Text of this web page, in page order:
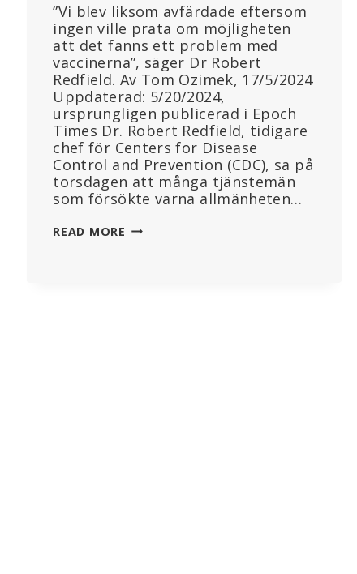
”Vi blev liksom avfärdade eftersom
ingen ville prata om möjligheten
att det fanns ett problem med
vaccinerna”, säger Dr Robert
Redfield. Av Tom Ozimek, 17/5/2024
Uppdaterad: 5/20/2024,
ursprungligen publicerad i Epoch
Times Dr. Robert Redfield, tidigare
chef för Centers for Disease
Control and Prevention (CDC), sa på
torsdagen att många tjänstemän
som försökte varna allmänheten…
READ MORE FÖRE